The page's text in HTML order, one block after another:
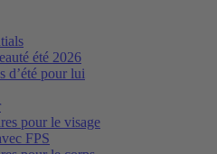
été 2026
d’été pour lui
pour le visage
FPS